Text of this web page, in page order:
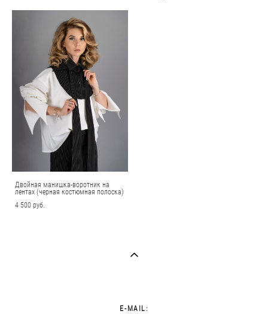
Двойная манишка-воротник на
лентах (черная костюмная полоска)
4 500 pуб.
E-MAIL: